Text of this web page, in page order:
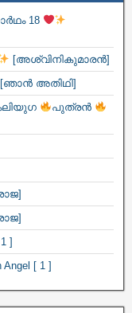
18
[അശ്വിനികുമാരൻ]
[ഞാൻ അതിഥി]
പുത്രൻ
]
Angel [ 1 ]